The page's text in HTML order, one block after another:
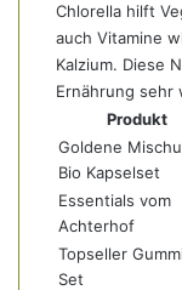
Chlorella hilft
auch Vitamine
Kalzium. Diese
Ernährung sehr
Produkt
Goldene
Bio Kapselset
Essentials vom
Achterhof
Topseller
Set